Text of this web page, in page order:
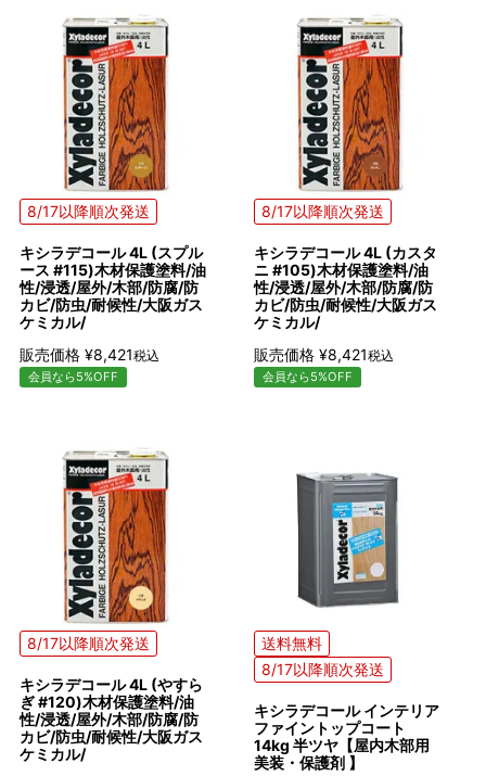
8/17以降順次発送
キシラデコール 4L (スプル
ース #115)木材保護塗料/油
性/浸透/屋外/木部/防腐/防
カビ/防虫/耐候性/大阪ガス
ケミカル/
販売価格 ¥8,421税込
会員なら5%OFF
8/17以降順次発送
キシラデコール 4L (カスタ
ニ #105)木材保護塗料/油
性/浸透/屋外/木部/防腐/防
カビ/防虫/耐候性/大阪ガス
ケミカル/
販売価格 ¥8,421税込
会員なら5%OFF
8/17以降順次発送
キシラデコール 4L (やすら
ぎ #120)木材保護塗料/油
性/浸透/屋外/木部/防腐/防
カビ/防虫/耐候性/大阪ガス
ケミカル/
送料無料
8/17以降順次発送
キシラデコール インテリア
ファイントップコート
14kg 半ツヤ【屋内木部用
美装・保護剤 】